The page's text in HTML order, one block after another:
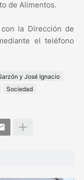
de Alimentos.
la Dirección de
el teléfono
y José Ignacio
Sociedad